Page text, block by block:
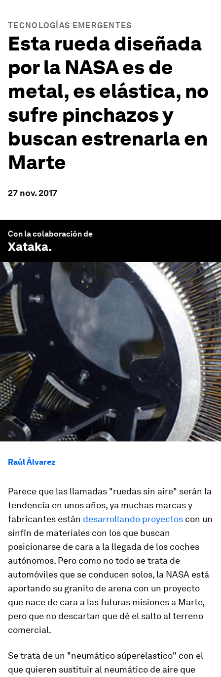
TECNOLOGÍAS EMERGENTES
Esta rueda diseñada
por la NASA es de
metal, es elástica, no
sufre pinchazos y
buscan estrenarla en
Marte
27 nov. 2017
Con la colaboración de
Xataka.
Raúl Álvarez
Parece que las llamadas "ruedas sin aire" serán la
tendencia en unos años, ya muchas marcas y
fabricantes están desarrollando proyectos con un
sinfín de materiales con los que buscan
posicionarse de cara a la llegada de los coches
autónomos. Pero como no todo se trata de
automóviles que se conducen solos, la NASA está
aportando su granito de arena con un proyecto
que nace de cara a las futuras misiones a Marte,
pero que no descartan que dé el salto al terreno
comercial.
Se trata de un "neumático súperelastico" con el
que quieren sustituir al neumático de aire que